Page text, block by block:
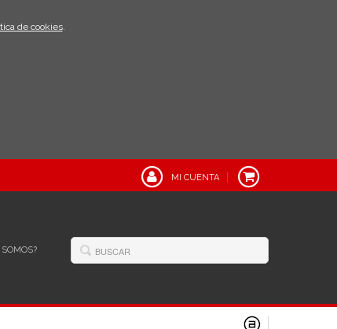
de cookies.
MI CUENTA